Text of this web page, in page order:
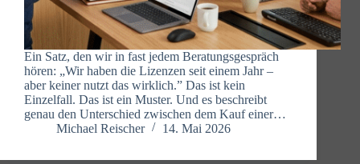
Ein Satz, den wir in fast jedem Beratungsgespräch
hören: „Wir haben die Lizenzen seit einem Jahr –
aber keiner nutzt das wirklich.” Das ist kein
Einzelfall. Das ist ein Muster. Und es beschreibt
genau den Unterschied zwischen dem Kauf einer…
Michael Reischer
14. Mai 2026